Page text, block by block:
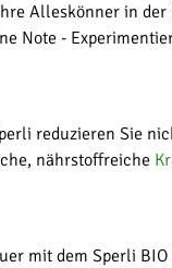
Alleskönner in
Note -
reduzieren Sie
nährstoffreiche
mit dem Sperli